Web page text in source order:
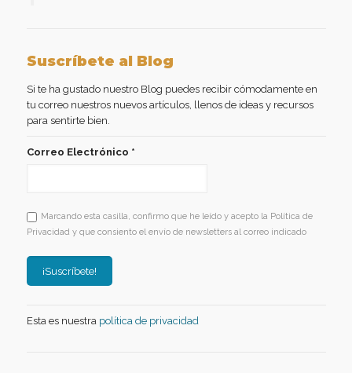
Suscríbete al Blog
Si te ha gustado nuestro Blog puedes recibir cómodamente en
tu correo nuestros nuevos artículos, llenos de ideas y recursos
para sentirte bien.
Correo Electrónico *
Marcando esta casilla, confirmo que he leído y acepto la Política de
Privacidad y que consiento el envío de newsletters al correo indicado
Esta es nuestra política de privacidad